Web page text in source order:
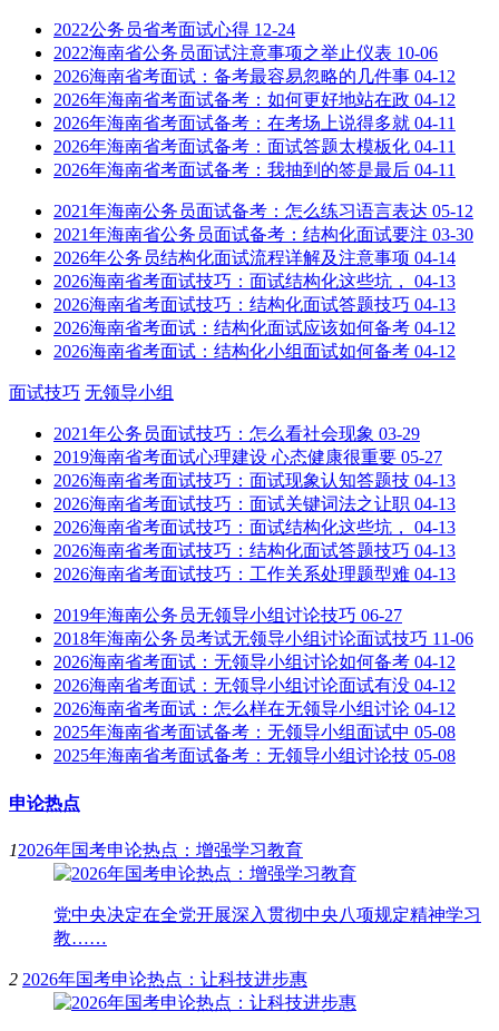
2022公务员省考面试心得 12-24
2022海南省公务员面试注意事项之举止仪表 10-06
2026海南省考面试：备考最容易忽略的几件事 04-12
2026年海南省考面试备考：如何更好地站在政 04-12
2026年海南省考面试备考：在考场上说得多就 04-11
2026年海南省考面试备考：面试答题太模板化 04-11
2026年海南省考面试备考：我抽到的签是最后 04-11
2021年海南公务员面试备考：怎么练习语言表达 05-12
2021年海南省公务员面试备考：结构化面试要注 03-30
2026年公务员结构化面试流程详解及注意事项 04-14
2026海南省考面试技巧：面试结构化这些坑， 04-13
2026海南省考面试技巧：结构化面试答题技巧 04-13
2026海南省考面试：结构化面试应该如何备考 04-12
2026海南省考面试：结构化小组面试如何备考 04-12
面试技巧 无领导小组
2021年公务员面试技巧：怎么看社会现象 03-29
2019海南省考面试心理建设 心态健康很重要 05-27
2026海南省考面试技巧：面试现象认知答题技 04-13
2026海南省考面试技巧：面试关键词法之让职 04-13
2026海南省考面试技巧：面试结构化这些坑， 04-13
2026海南省考面试技巧：结构化面试答题技巧 04-13
2026海南省考面试技巧：工作关系处理题型难 04-13
2019年海南公务员无领导小组讨论技巧 06-27
2018年海南公务员考试无领导小组讨论面试技巧 11-06
2026海南省考面试：无领导小组讨论如何备考 04-12
2026海南省考面试：无领导小组讨论面试有没 04-12
2026海南省考面试：怎么样在无领导小组讨论 04-12
2025年海南省考面试备考：无领导小组面试中 05-08
2025年海南省考面试备考：无领导小组讨论技 05-08
申论热点
12026年国考申论热点：增强学习教育
党中央决定在全党开展深入贯彻中央八项规定精神学习
教……
2 2026年国考申论热点：让科技进步惠